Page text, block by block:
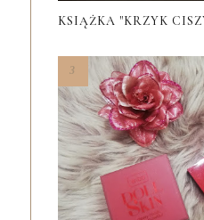
KSIĄŻKA "KRZYK